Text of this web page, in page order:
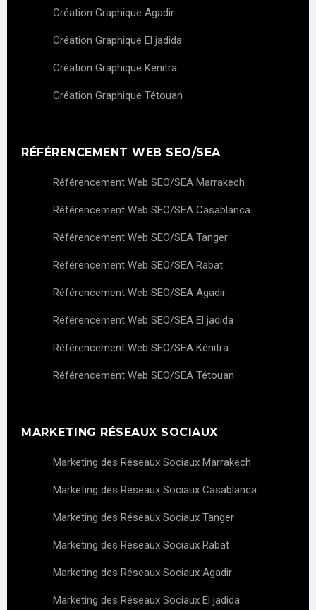
Création Graphique Agadir
Création Graphique El jadida
Création Graphique Kenitra
Création Graphique Tétouan
RÉFÉRENCEMENT WEB SEO/SEA
Référencement Web SEO/SEA Marrakech
Référencement Web SEO/SEA Casablanca
Référencement Web SEO/SEA Tanger
Référencement Web SEO/SEA Rabat
Référencement Web SEO/SEA Agadir
Référencement Web SEO/SEA El jadida
Référencement Web SEO/SEA Kénitra
Référencement Web SEO/SEA Tétouan
MARKETING RÉSEAUX SOCIAUX
Marketing des Réseaux Sociaux Marrakech
Marketing des Réseaux Sociaux Casablanca
Marketing des Réseaux Sociaux Tanger
Marketing des Réseaux Sociaux Rabat
Marketing des Réseaux Sociaux Agadir
Marketing des Réseaux Sociaux El jadida